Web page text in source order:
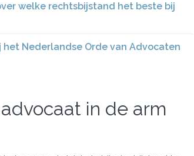
welke rechtsbijstand het beste bij
Nederlandse Orde van Advocaten
in de arm